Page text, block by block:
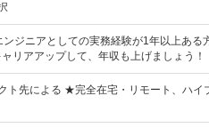
ンジニアとしての実務経験が1年以上あ
リアアップして、年収も上げましょう！
ト先による ★完全在宅・リモート、ハ